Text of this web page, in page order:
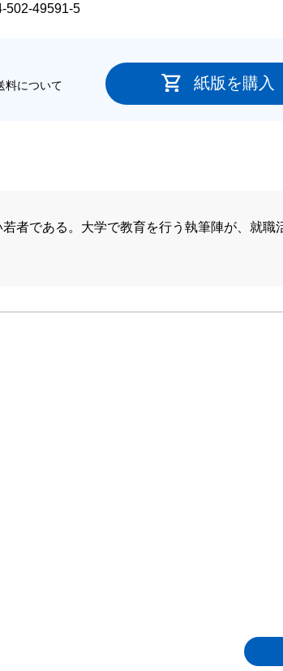
502-49591-5
紙版を購入
料について
者である。大学で教育を行う執筆陣が、就職